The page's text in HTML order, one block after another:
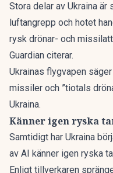
Stora delar av Ukraina
luftangrepp och hotet
rysk drönar- och
Guardian citerar.
Ukrainas flygvapen
missiler och ”tiotals
Ukraina.
Känner igen ryska
Samtidigt har Ukraina
av AI känner igen ryska
Enligt tillverkaren